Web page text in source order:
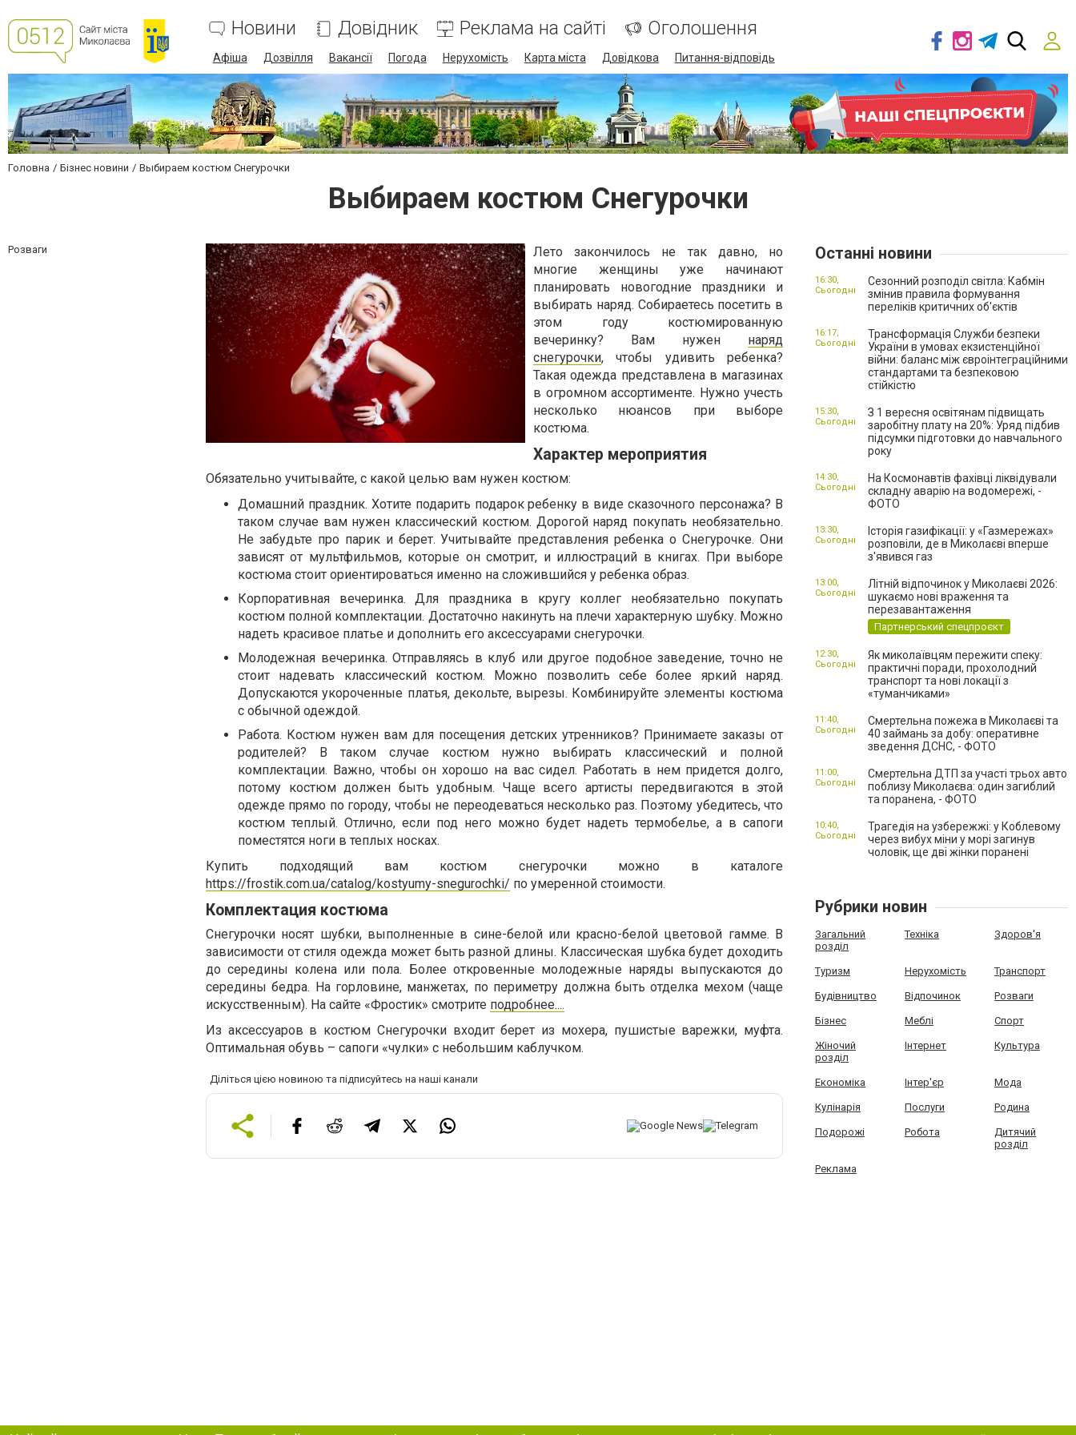
Новини Довідник Реклама на сайті Оголошення
Афіша Дозвілля Вакансії Погода Нерухомість Карта міста Довідкова Питання-відповідь
Головна Бізнес новини Выбираем костюм Снегурочки
Выбираем костюм Снегурочки
Розваги
Лето закончилось не так давно, но
многие женщины уже начинают
планировать новогодние праздники и
выбирать наряд. Собираетесь посетить в
этом году костюмированную
вечеринку? Вам нужен наряд
снегурочки, чтобы удивить ребенка?
Такая одежда представлена в магазинах
в огромном ассортименте. Нужно учесть
несколько нюансов при выборе
костюма.
Характер мероприятия
Обязательно учитывайте, с какой целью вам нужен костюм:
Домашний праздник. Хотите подарить подарок ребенку в виде сказочного персонажа? В
таком случае вам нужен классический костюм. Дорогой наряд покупать необязательно.
Не забудьте про парик и берет. Учитывайте представления ребенка о Снегурочке. Они
зависят от мультфильмов, которые он смотрит, и иллюстраций в книгах. При выборе
костюма стоит ориентироваться именно на сложившийся у ребенка образ.
Корпоративная вечеринка. Для праздника в кругу коллег необязательно покупать
костюм полной комплектации. Достаточно накинуть на плечи характерную шубку. Можно
надеть красивое платье и дополнить его аксессуарами снегурочки.
Молодежная вечеринка. Отправляясь в клуб или другое подобное заведение, точно не
стоит надевать классический костюм. Можно позволить себе более яркий наряд.
Допускаются укороченные платья, декольте, вырезы. Комбинируйте элементы костюма
с обычной одеждой.
Работа. Костюм нужен вам для посещения детских утренников? Принимаете заказы от
родителей? В таком случае костюм нужно выбирать классический и полной
комплектации. Важно, чтобы он хорошо на вас сидел. Работать в нем придется долго,
потому костюм должен быть удобным. Чаще всего артисты передвигаются в этой
одежде прямо по городу, чтобы не переодеваться несколько раз. Поэтому убедитесь, что
костюм теплый. Отлично, если под него можно будет надеть термобелье, а в сапоги
поместятся ноги в теплых носках.
Купить подходящий вам костюм снегурочки можно в каталоге
https://frostik.com.ua/catalog/kostyumy-snegurochki/ по умеренной стоимости.
Комплектация костюма
Снегурочки носят шубки, выполненные в сине-белой или красно-белой цветовой гамме. В
зависимости от стиля одежда может быть разной длины. Классическая шубка будет доходить
до середины колена или пола. Более откровенные молодежные наряды выпускаются до
середины бедра. На горловине, манжетах, по периметру должна быть отделка мехом (чаще
искусственным). На сайте «Фростик» смотрите подробнее....
Из аксессуаров в костюм Снегурочки входит берет из мохера, пушистые варежки, муфта.
Оптимальная обувь – сапоги «чулки» с небольшим каблучком.
Діліться цією новиною та підписуйтесь на наші канали
Останні новини
Сезонний розподіл світла: Кабмін
змінив правила формування
переліків критичних об'єктів
16:30,
Сьогодні
Трансформація Служби безпеки
України в умовах екзистенційної
війни: баланс між євроінтеграційними
стандартами та безпековою
стійкістю
16:17,
Сьогодні
З 1 вересня освітянам підвищать
заробітну плату на 20%: Уряд підбив
підсумки підготовки до навчального
року
15:30,
Сьогодні
На Космонавтів фахівці ліквідували
складну аварію на водомережі, -
ФОТО
14:30,
Сьогодні
Історія газифікації: у «Газмережах»
розповіли, де в Миколаєві вперше
з'явився газ
13:30,
Сьогодні
Літній відпочинок у Миколаєві 2026:
шукаємо нові враження та
перезавантаження
Партнерський спецпроєкт
13:00,
Сьогодні
Як миколаївцям пережити спеку:
практичні поради, прохолодний
транспорт та нові локації з
«туманчиками»
12:30,
Сьогодні
Смертельна пожежа в Миколаєві та
40 займань за добу: оперативне
зведення ДСНС, - ФОТО
11:40,
Сьогодні
Смертельна ДТП за участі трьох авто
поблизу Миколаєва: один загиблий
та поранена, - ФОТО
11:00,
Сьогодні
Трагедія на узбережжі: у Коблевому
через вибух міни у морі загинув
чоловік, ще дві жінки поранені
10:40,
Сьогодні
Рубрики новин
Загальний
розділ
Техніка Здоров'я
Туризм Нерухомість Транспорт
Будівництво Відпочинок Розваги
Бізнес Меблі Спорт
Жіночий
розділ
Інтернет Культура
Економіка Інтер'єр Мода
Кулінарія Послуги Родина
Подорожі Робота
Дитячий
розділ
Реклама